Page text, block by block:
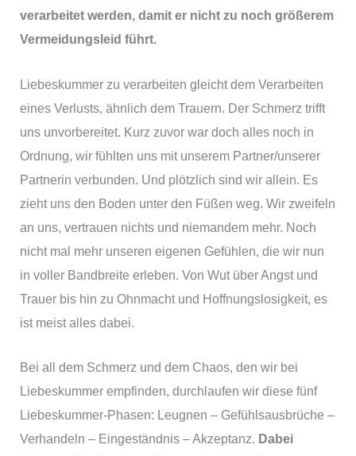
verarbeitet werden, damit er nicht zu noch größerem
Vermeidungsleid führt.
Liebeskummer zu verarbeiten gleicht dem Verarbeiten
eines Verlusts, ähnlich dem Trauern. Der Schmerz trifft
uns unvorbereitet. Kurz zuvor war doch alles noch in
Ordnung, wir fühlten uns mit unserem Partner/unserer
Partnerin verbunden. Und plötzlich sind wir allein. Es
zieht uns den Boden unter den Füßen weg. Wir zweifeln
an uns, vertrauen nichts und niemandem mehr. Noch
nicht mal mehr unseren eigenen Gefühlen, die wir nun
in voller Bandbreite erleben. Von Wut über Angst und
Trauer bis hin zu Ohnmacht und Hoffnungslosigkeit, es
ist meist alles dabei.
Bei all dem Schmerz und dem Chaos, den wir bei
Liebeskummer empfinden, durchlaufen wir diese fünf
Liebeskummer-Phasen: Leugnen – Gefühlsausbrüche –
Verhandeln – Eingeständnis – Akzeptanz. Dabei